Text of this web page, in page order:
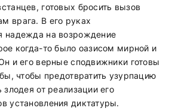
готовых бросить вызов
врага. В его руках
надежда на возрождение
когда-то было оазисом мирной и
и его верные сподвижники готовы
чтобы предотвратить узурпацию
злодея от реализации его
установления диктатуры.